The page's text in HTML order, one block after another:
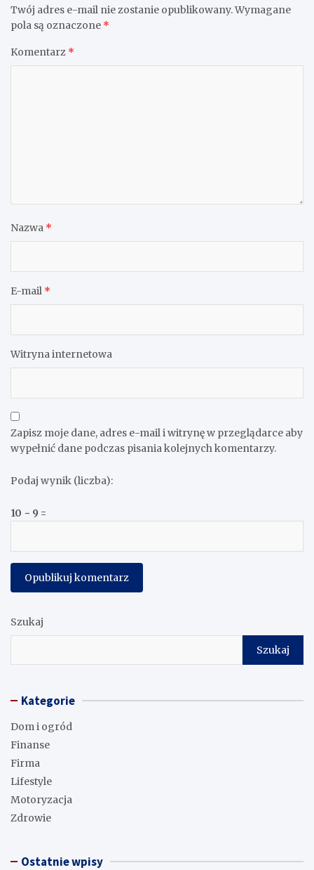
Twój adres e-mail nie zostanie opublikowany.Wymagane
pola są oznaczone *
Komentarz *
Nazwa *
E-mail *
Witryna internetowa
Zapisz moje dane, adres e-mail i witrynę w przeglądarce aby
wypełnić dane podczas pisania kolejnych komentarzy.
Podaj wynik (liczba):
10 − 9 =
Szukaj
Szukaj
Kategorie
Dom i ogród
Finanse
Firma
Lifestyle
Motoryzacja
Zdrowie
Ostatnie wpisy